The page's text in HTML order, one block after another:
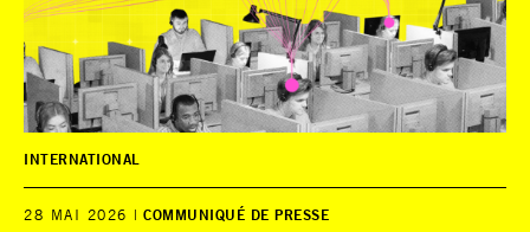
INTERNATIONAL
28 MAI 2026 COMMUNIQUÉ DE PRESSE